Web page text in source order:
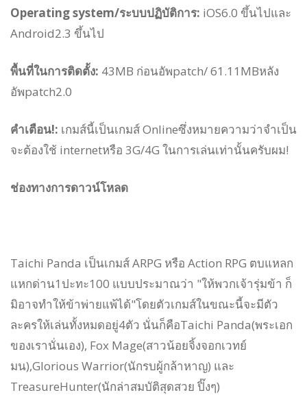
Operating system/ระบบปฏิบัติการ: iOS6.0 ขึ้นไปและ
Android2.3 ขึ้นไป
พื้นที่ในการติดตั้ง: 43MB ก่อนอัพpatch/ 61.11MBหลัง
อัพpatch2.0
คำเตือน!: เกมส์นี้เป็นเกมส์Onlineซึ่งหมายความว่าจำเป็น
จะต้องใช้ internetหรือ 3G/4G ในการเล่นเท่านั้นครับผม!
ช่องทางการดาวน์โหลด
Taichi Panda เป็นเกมส์ ARPG หรือ Action RPG ตบแหลก
แหกด่าน1ปะทะ100 แบบประมาณว่า "ให้พวกเจ้ารุ่มข้า ก็
มิอาจทำให้ข้าพ่ายแพ้ได้"โดยตัวเกมส์ในขณะนี้จะมีตัว
ละครให้เล่นทั้งหมดอยู่4ตัว นั่นก็คือTaichi Panda(พระเอก
ของเรานั่นเอง), Fox Mage(สาวน้อยจิ้งจอกเวทย์
มน),Glorious Warrior(นักรบผู้กล้าหาญ) และ
TreasureHunter(นักล่าสมบัติสุดสวย ปิ๊งๆ)